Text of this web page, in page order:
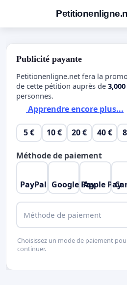
Publicité payante
Petitionenligne.net fera la
de cette pétition auprès de 3,000
personnes.
Apprendre encore plus...
5 € 10 € 20 € 40 €
Méthode de paiement
PayPal Google PayApple Pay
Méthode de paiement
Choisissez un mode de paiement
continuer.